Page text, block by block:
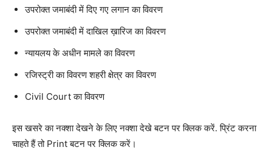
उपरोक्त जमाबंदी में दिए गए लगान का विवरण
उपरोक्त जमाबंदी में दाखिल ख़ारिज का विवरण
न्यायलय के अधीन मामले का विवरण
रजिस्ट्री का विवरण शहरी क्षेत्र का विवरण
Civil Court का विवरण
इस खसरे का नक्शा देखने के लिए नक्शा देखे बटन पर क्लिक करें. प्रिंट करना
चाहते हैं तो Print बटन पर क्लिक करें।